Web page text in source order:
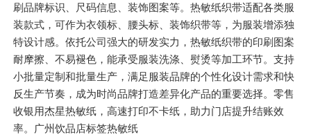
刷品牌标识、尺码信息、装饰图案等。热敏纸织带适配各类服
装款式，可作为衣领标、腰头标、装饰织带等，为服装增添独
特设计感。依托公司强大的研发实力，热敏纸织带的印刷图案
耐摩擦、不易褪色，能承受服装洗涤、熨烫等加工环节。支持
小批量定制和批量生产，满足服装品牌的个性化设计需求和快
反生产节奏，成为时尚品牌打造差异化产品的重要选择。零售
收银用杰星热敏纸，高速打印不卡纸，助力门店提升结账效
率。广州饮品店标签热敏纸